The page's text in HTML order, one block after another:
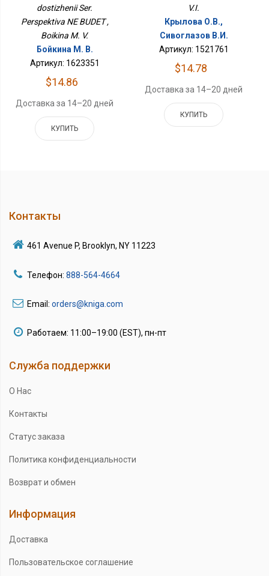
dostizhenii Ser.
Perspektiva NE BUDET ,
Boikina M. V.
Бойкина М. В.
Артикул: 1623351
$14.86
Доставка за 14–20 дней
КУПИТЬ
V.I.
Крылова О.В.,
Сивоглазов В.И.
Артикул: 1521761
$14.78
Доставка за 14–20 дней
КУПИТЬ
Контакты
461 Avenue P, Brooklyn, NY 11223
Телефон: 888-564-4664
Email: orders@kniga.com
Работаем: 11:00–19:00 (EST), пн-пт
Служба поддержки
О Нас
Контакты
Статус заказа
Политика конфиденциальности
Возврат и обмен
Информация
Доставка
Пользовательское соглашение